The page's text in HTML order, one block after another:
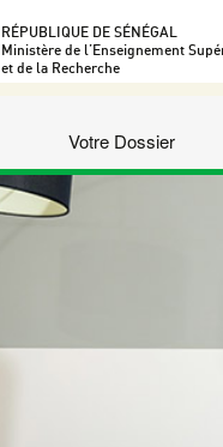
RÉPUBLIQUE DE SÉNÉGAL
Ministère de l’Enseignement
et de la Recherche
Votre Dossier